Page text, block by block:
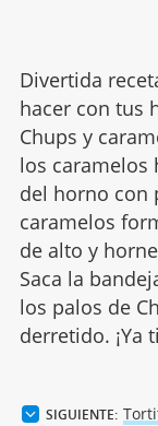
Divertida
hacer con tus
Chups y
los caramelos
del horno con
caramelos
de alto y
Saca la
los palos de
derretido. ¡Ya
SIGUIENTE: